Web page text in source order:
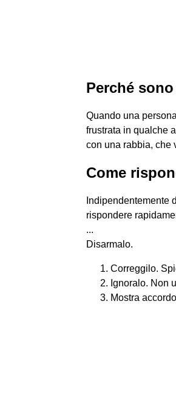
Perché
Quando una
frustrata in qualche
con una rabbia, che
Come
Indipendentemente
rispondere
...
Disarmalo.
Correggilo.
Ignoralo. Non
Mostra